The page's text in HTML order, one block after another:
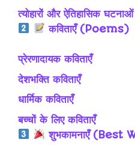
त्योहारों और ऐतिहासिक
कविताएँ (Poems)
प्रेरणादायक कविताएँ
देशभक्ति कविताएँ
धार्मिक कविताएँ
बच्चों के लिए कविताएँ
शुभकामनाएँ